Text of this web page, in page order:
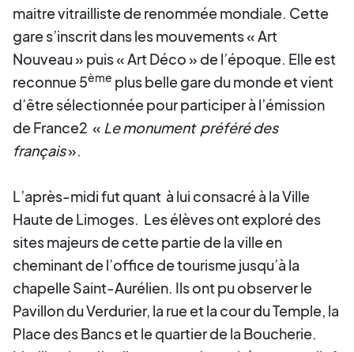
maitre vitrailliste de renommée mondiale. Cette
gare s’inscrit dans les mouvements « Art
Nouveau » puis « Art Déco » de l’époque. Elle est
reconnue 5ème plus belle gare du monde et vient
d’être sélectionnée pour participer à l’émission
de France2 « Le monument préféré des
français».
L’après-midi fut quant à lui consacré à la Ville
Haute de Limoges. Les élèves ont exploré des
sites majeurs de cette partie de la ville en
cheminant de l’office de tourisme jusqu’à la
chapelle Saint-Aurélien. Ils ont pu observer le
Pavillon du Verdurier, la rue et la cour du Temple, la
Place des Bancs et le quartier de la Boucherie.